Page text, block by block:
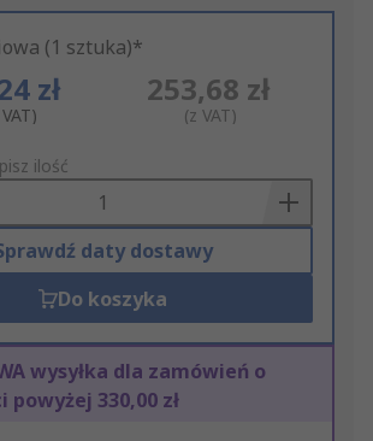
(1 sztuka)*
zł 253,68 zł
(z VAT)
ilość
daty dostawy
Do koszyka
wysyłka dla zamówień o
330,00 zł